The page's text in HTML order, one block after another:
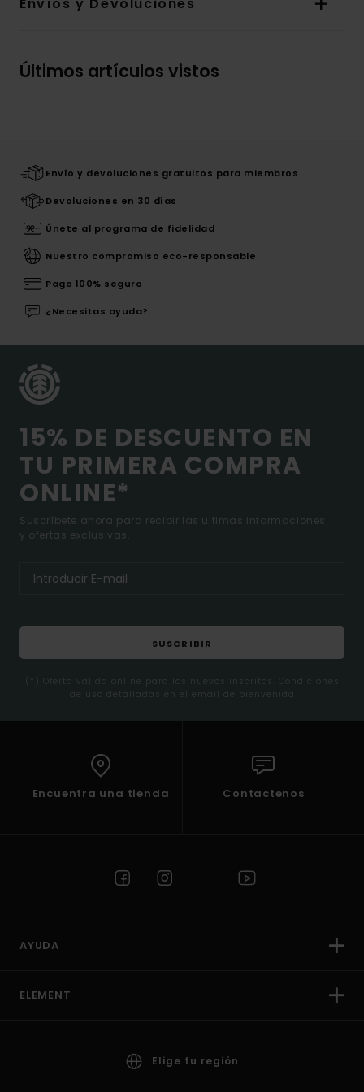
Envíos y Devoluciones
Últimos artículos vistos
Envío y devoluciones gratuitos para miembros
Devoluciones en 30 días
Únete al programa de fidelidad
Nuestro compromiso eco-responsable
Pago 100% seguro
¿Necesitas ayuda?
15% DE DESCUENTO EN
TU PRIMERA COMPRA
ONLINE*
Suscríbete ahora para recibir las ultimas informaciones
y ofertas exclusivas.
SUSCRIBIR
(*) Oferta valida online para los nuevos inscritos. Condiciones
de uso detalladas en el email de bienvenida
Encuentra una tienda Contactenos
AYUDA
ELEMENT
Elige tu región